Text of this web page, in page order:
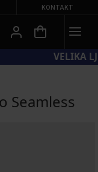
KONTAKT
KOSTIME
Seamless